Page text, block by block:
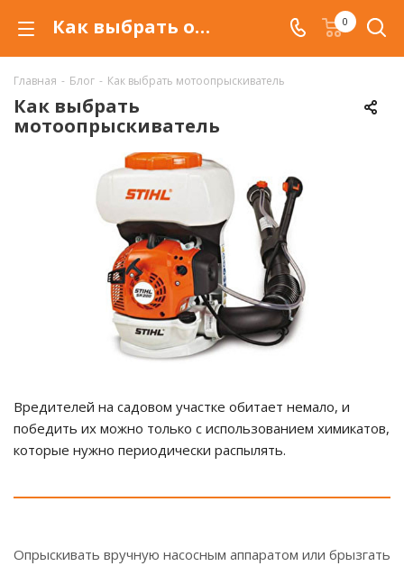
Как выбрать опрыскиватель? 0
Главная - Блог - Как выбрать мотоопрыскиватель
Как выбрать
мотоопрыскиватель
Вредителей на садовом участке обитает немало, и
победить их можно только с использованием химикатов,
которые нужно периодически распылять.
Опрыскивать вручную насосным аппаратом или брызгать